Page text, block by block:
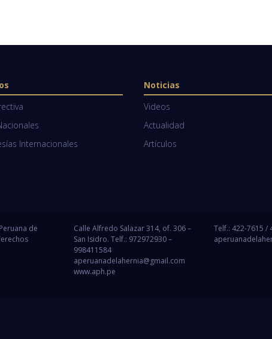
Internacionales
Noticias
Videos
Actualidad
Artículos
de
Calle Alfredo Salazar 314, of. 306 –
San Isidro. Telf.: 972972930 –
998411584
aperuanadelahernia@gmail.com
www.aph.pe
Telf.: 422-7615 /